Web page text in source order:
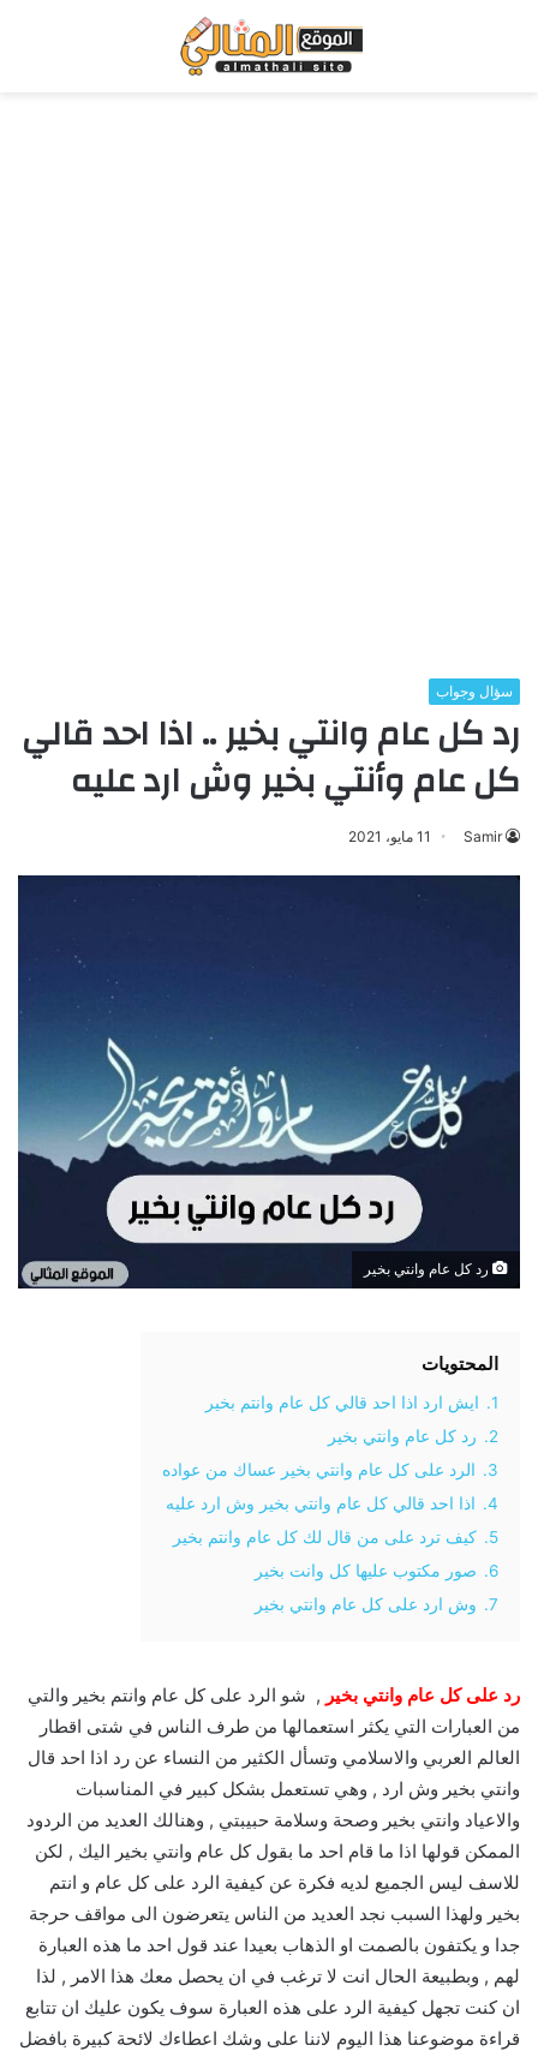
سؤال وجواب
رد كل عام وانتي بخير .. اذا احد قالي
كل عام وأنتي بخير وش ارد عليه
Samir 11 مايو، 2021
رد كل عام وانتي بخير
المحتويات
1.
ايش ارد اذا احد قالي كل عام وانتم بخير
2.
رد كل عام وانتي بخير
3.
الرد على كل عام وانتي بخير عساك من عواده
4.
اذا احد قالي كل عام وانتي بخير وش ارد عليه
5.
كيف ترد على من قال لك كل عام وانتم بخير
6.
صور مكتوب عليها كل وانت بخير
7.
وش ارد على كل عام وانتي بخير
رد على كل عام وانتي بخير , شو الرد على كل عام وانتم بخير والتي
من العبارات التي يكثر استعمالها من طرف الناس في شتى اقطار
العالم العربي والاسلامي وتسأل الكثير من النساء عن رد اذا احد قال
وانتي بخير وش ارد , وهي تستعمل بشكل كبير في المناسبات
والاعياد وانتي بخير وصحة وسلامة حبيبتي , وهنالك العديد من الردود
الممكن قولها اذا ما قام احد ما بقول كل عام وانتي بخير اليك , لكن
للاسف ليس الجميع لديه فكرة عن كيفية الرد على كل عام و انتم
بخير ولهذا السبب نجد العديد من الناس يتعرضون الى مواقف حرجة
جدا و يكتفون بالصمت او الذهاب بعيدا عند قول احد ما هذه العبارة
لهم , وبطبيعة الحال انت لا ترغب في ان يحصل معك هذا الامر , لذا
ان كنت تجهل كيفية الرد على هذه العبارة سوف يكون عليك ان تتابع
قراءة موضوعنا هذا اليوم لاننا على وشك اعطاءك لائحة كبيرة بافضل